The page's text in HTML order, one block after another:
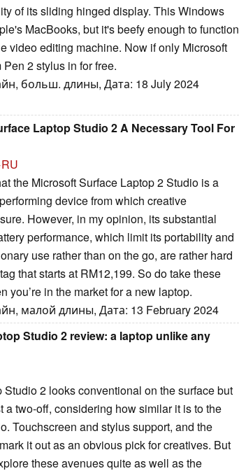
of its sliding hinged display. This Windows
MacBooks, but it's beefy enough to function
video editing machine. Now if only Microsoft
2 stylus in for free.
больш. длины, Дата: 18 July 2024
Laptop Studio 2 A Necessary Tool For
the Microsoft Surface Laptop 2 Studio is a
device from which creative
However, in my opinion, its substantial
performance, which limit its portability and
use rather than on the go, are rather hard
that starts at RM12,199. So do take these
you’re in the market for a new laptop.
малой длины, Дата: 13 February 2024
Studio 2 review: a laptop unlike any
2 looks conventional on the surface but
a two-off, considering how similar it is to the
Touchscreen and stylus support, and the
it out as an obvious pick for creatives. But
these avenues quite as well as the